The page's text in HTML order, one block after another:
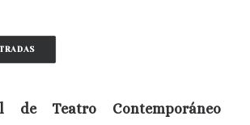
de Teatro Contemporáneo